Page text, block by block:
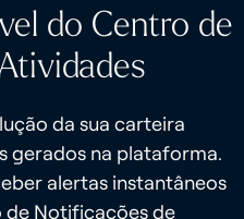
do Centro de
da sua carteira
gerados na plataforma.
alertas instantâneos
Notificações de